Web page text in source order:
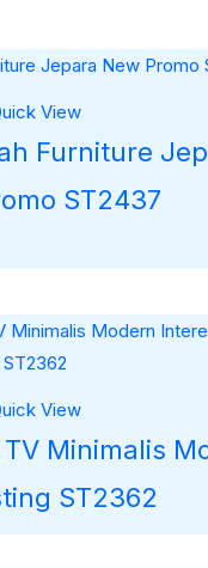
View
Furniture
ST2437
View
Minimalis
ST2362